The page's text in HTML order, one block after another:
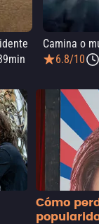
Camina o
6.8/10
Cómo